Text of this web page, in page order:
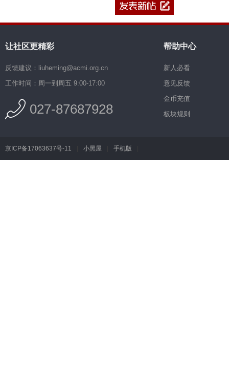
让社区更精彩
反馈建议：liuheming@acmi.org.cn
工作时间：周一到周五 9:00-17:00
027-87687928
帮助中心
新人必看
意见反馈
金币充值
板块规则
京ICP备17063637号-11 小黑屋 手机版